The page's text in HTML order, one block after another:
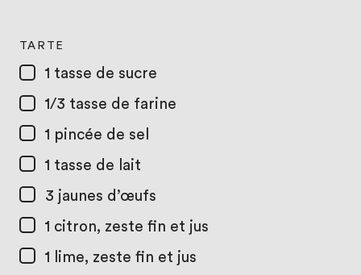
TARTE
1 tasse de sucre
1/3 tasse de farine
1 pincée de sel
1 tasse de lait
3 jaunes d’œufs
1 citron, zeste fin et jus
1
lime, zeste fin et jus